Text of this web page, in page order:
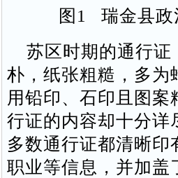
图1 瑞金县政
苏区时期的通行证
朴，纸张粗糙，多为
用铅印、石印且图
行证的内容却十分详
多数通行证都清晰
职业等信息，并加盖